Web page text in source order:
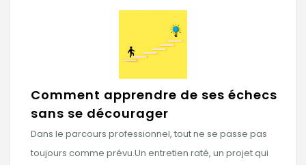
Comment apprendre de ses échecs
sans se décourager
Dans le parcours professionnel, tout ne se passe pas
toujours comme prévu.Un entretien raté, un projet qui